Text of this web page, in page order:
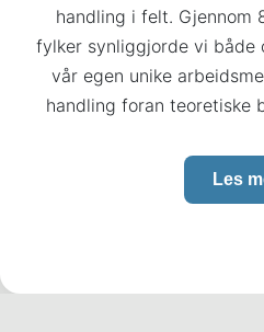
handling i felt. Gjennom
fylker synliggjorde vi både
vår egen unike
handling foran teoretiske
Les